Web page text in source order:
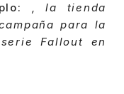
, la tienda
para la
Fallout en